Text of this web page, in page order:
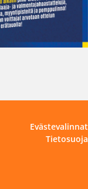
Evästevalinnat
Tietosuoja